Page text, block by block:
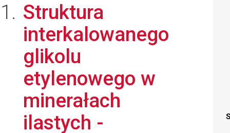
Struktura
interkalowanego
glikolu
etylenowego w
minerałach
ilastych -